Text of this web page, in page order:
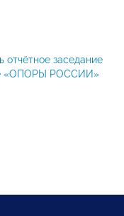
отчётное заседание
«ОПОРЫ РОССИИ»